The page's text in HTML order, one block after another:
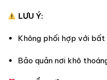
LƯU Ý:
Không phối hợp với bất
Bảo quản nơi khô